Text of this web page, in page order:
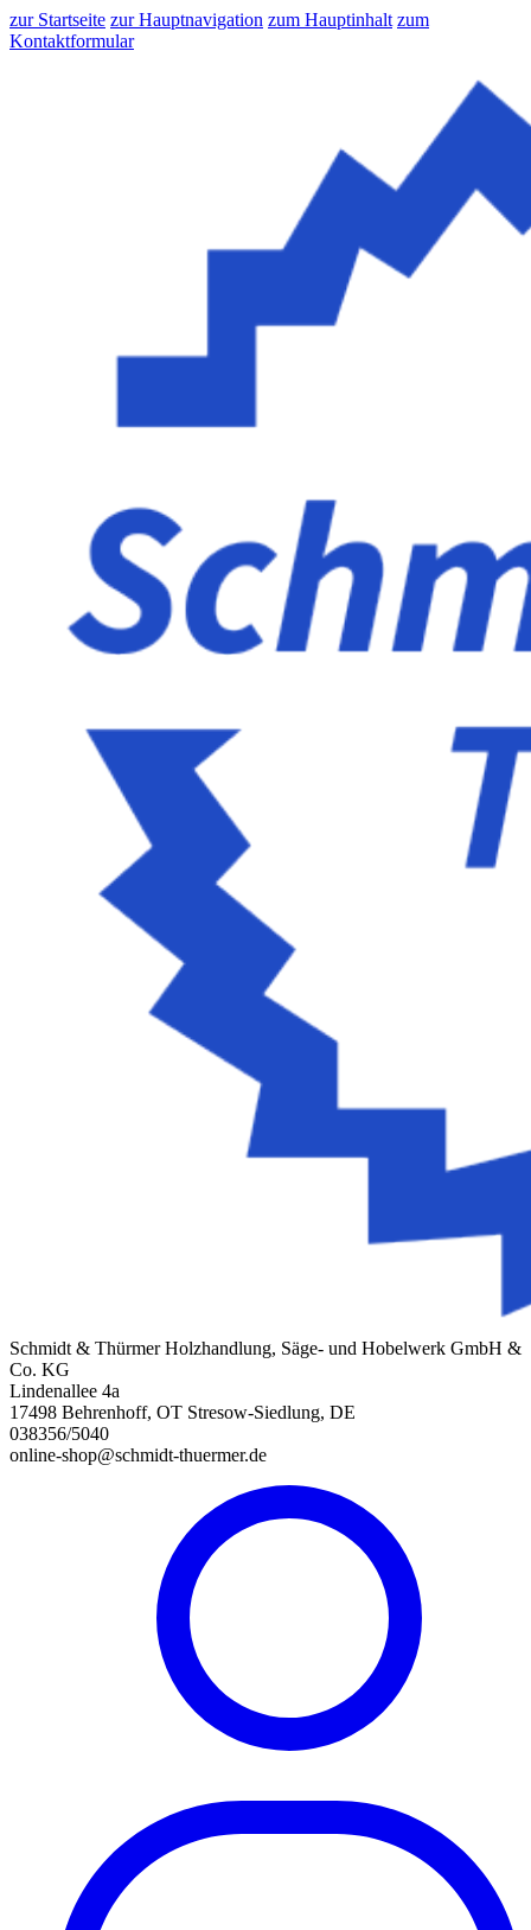
zur Startseite zur Hauptnavigation zum Hauptinhalt zum
Kontaktformular
Schmidt & Thürmer Holzhandlung, Säge- und Hobelwerk GmbH &
Co. KG
Lindenallee 4a
17498 Behrenhoff, OT Stresow-Siedlung, DE
038356/5040
online-shop@schmidt-thuermer.de